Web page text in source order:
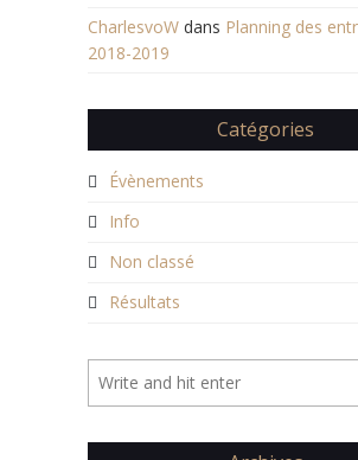
CharlesvoW dans Planning des
2018-2019
Catégories
Évènements
Info
Non classé
Résultats